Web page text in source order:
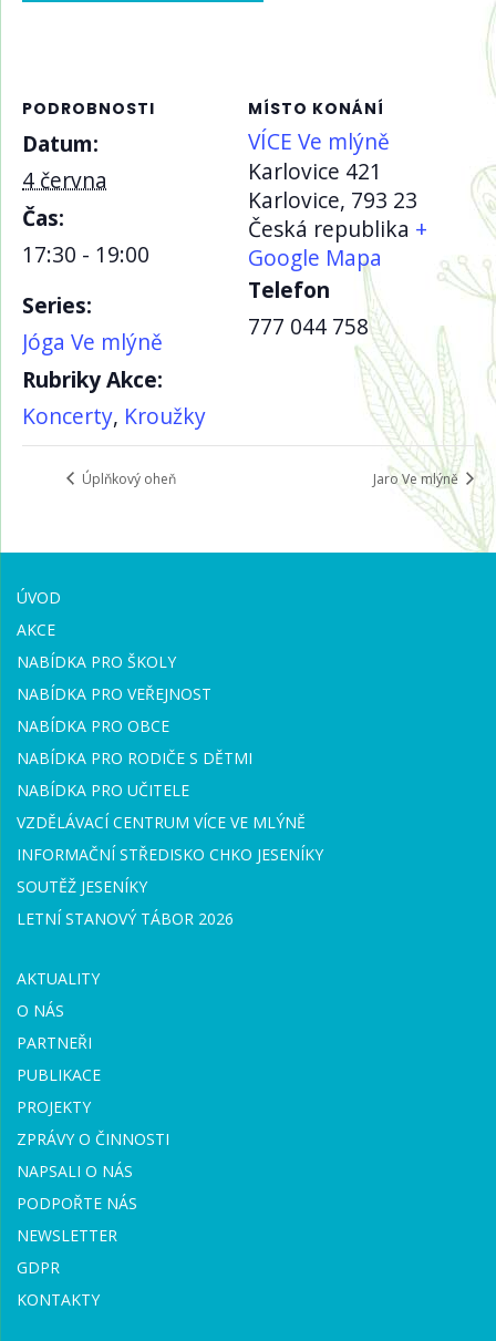
PODROBNOSTI
Datum:
4 června
Čas:
17:30 - 19:00
Series:
Jóga Ve mlýně
Rubriky Akce:
Koncerty, Kroužky
MÍSTO KONÁNÍ
VÍCE Ve mlýně
Karlovice 421
Karlovice, 793 23
Česká republika +
Google Mapa
Telefon
777 044 758
Úplňkový oheň Jaro Ve mlýně
ÚVOD
AKCE
NABÍDKA PRO ŠKOLY
NABÍDKA PRO VEŘEJNOST
NABÍDKA PRO OBCE
NABÍDKA PRO RODIČE S DĚTMI
NABÍDKA PRO UČITELE
VZDĚLÁVACÍ CENTRUM VÍCE VE MLÝNĚ
INFORMAČNÍ STŘEDISKO CHKO JESENÍKY
SOUTĚŽ JESENÍKY
LETNÍ STANOVÝ TÁBOR 2026
AKTUALITY
O NÁS
PARTNEŘI
PUBLIKACE
PROJEKTY
ZPRÁVY O ČINNOSTI
NAPSALI O NÁS
PODPOŘTE NÁS
NEWSLETTER
GDPR
KONTAKTY